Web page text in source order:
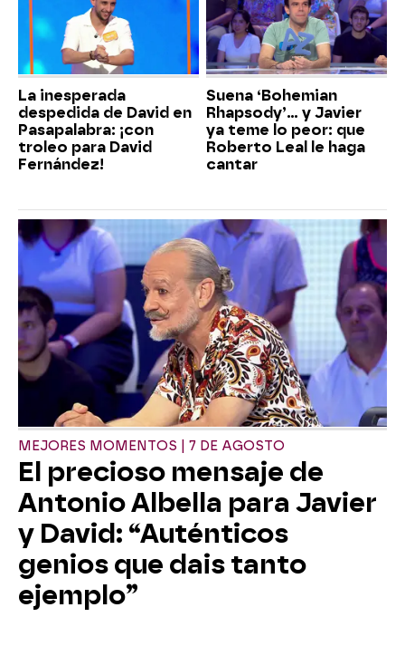
La inesperada
despedida de David en
Pasapalabra: ¡con
troleo para David
Fernández!
Suena ‘Bohemian
Rhapsody’... y Javier
ya teme lo peor: que
Roberto Leal le haga
cantar
MEJORES MOMENTOS | 7 DE AGOSTO
El precioso mensaje de
Antonio Albella para Javier
y David: “Auténticos
genios que dais tanto
ejemplo”